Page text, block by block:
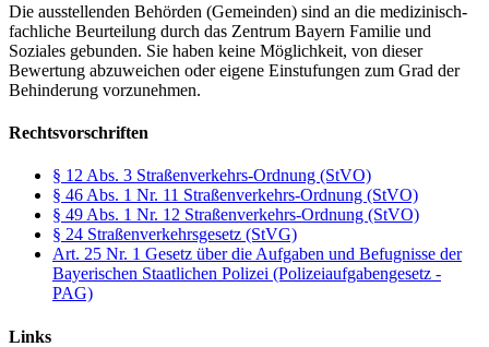
Die ausstellenden Behörden (Gemeinden) sind an die medizinisch-
fachliche Beurteilung durch das Zentrum Bayern Familie und
Soziales gebunden. Sie haben keine Möglichkeit, von dieser
Bewertung abzuweichen oder eigene Einstufungen zum Grad der
Behinderung vorzunehmen.
Rechtsvorschriften
§ 12 Abs. 3 Straßenverkehrs-Ordnung (StVO)
§ 46 Abs. 1 Nr. 11 Straßenverkehrs-Ordnung (StVO)
§ 49 Abs. 1 Nr. 12 Straßenverkehrs-Ordnung (StVO)
§ 24 Straßenverkehrsgesetz (StVG)
Art. 25 Nr. 1 Gesetz über die Aufgaben und Befugnisse der
Bayerischen Staatlichen Polizei (Polizeiaufgabengesetz -
PAG)
Links